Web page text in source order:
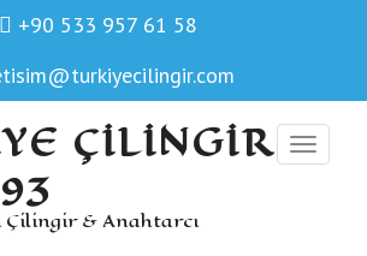
+90 533 957 61 58
ÇILINGIR
Çilingir & Anahtarcı